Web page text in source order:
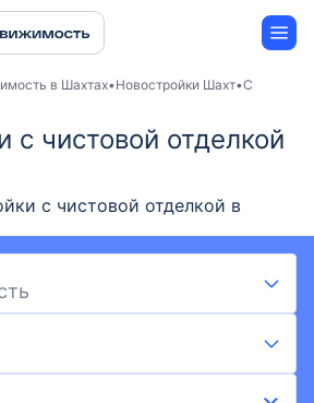
в Шахтах Новостройки Шахт С
с чистовой отделкой
с чистовой отделкой в
предложения от
году. Подберите жилой
отделкой на выгодных
акции от застройщиков и
по карте, фильтрам,
и фото ЖК. Доступно 4 ЖК по
новостройку с чистовой